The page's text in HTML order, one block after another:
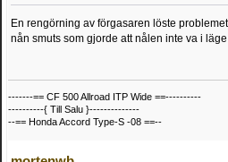
En rengörning av förgasaren löste
nån smuts som gjorde att nålen inte va i läge
-------== CF 500 Allroad ITP Wide ==----------
----------{ Till Salu }--------------
--== Honda Accord Type-S -08 ==--